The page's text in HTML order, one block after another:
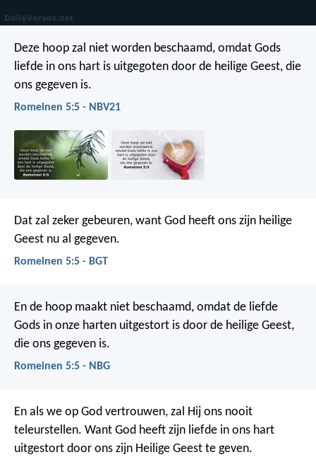
Deze hoop zal niet worden beschaamd, omdat Gods
liefde in ons hart is uitgegoten door de heilige Geest, die
ons gegeven is.
Romeinen 5:5 - NBV21
Dat zal zeker gebeuren, want God heeft ons zijn heilige
Geest nu al gegeven.
Romeinen 5:5 - BGT
En de hoop maakt niet beschaamd, omdat de liefde
Gods in onze harten uitgestort is door de heilige Geest,
die ons gegeven is.
Romeinen 5:5 - NBG
En als we op God vertrouwen, zal Hij ons nooit
teleurstellen. Want God heeft zijn liefde in ons hart
uitgestort door ons zijn Heilige Geest te geven.